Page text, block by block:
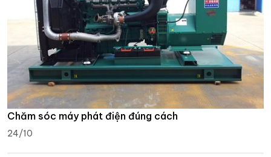
Chăm sóc máy phát điện đúng cách
24/10